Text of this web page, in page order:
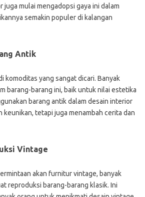
juga mulai mengadopsi gaya ini dalam
semakin populer di kalangan
Antik
komoditas yang sangat dicari. Banyak
barang-barang ini, baik untuk nilai estetika
barang antik dalam desain interior
keunikan, tetapi juga menambah cerita dan
Vintage
akan furnitur vintage, banyak
reproduksi barang-barang klasik. Ini